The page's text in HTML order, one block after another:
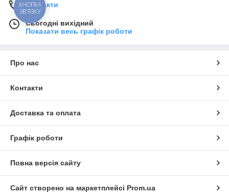
Контакти
Сьогодні вихідний
Показати весь графік роботи
Про нас
Контакти
Доставка та оплата
Графік роботи
Повна версія сайту
Сайт створено на маркетплейсі Prom.ua
КНОПКА
ЗВ'ЯЗКУ